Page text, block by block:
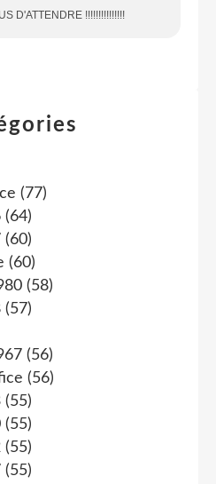
D'ATTENDRE !!!!!!!!!!!!!!!
(77)
(64)
(60)
(60)
(58)
(57)
(56)
(56)
(55)
(55)
(55)
(55)